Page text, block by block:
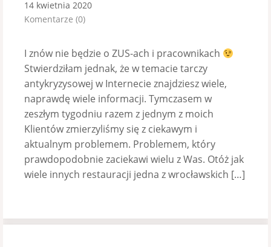
14 kwietnia 2020
Komentarze (0)
I znów nie będzie o ZUS-ach i pracownikach
Stwierdziłam jednak, że w temacie tarczy
antykryzysowej w Internecie znajdziesz wiele,
naprawdę wiele informacji. Tymczasem w
zeszłym tygodniu razem z jednym z moich
Klientów zmierzyliśmy się z ciekawym i
aktualnym problemem. Problemem, który
prawdopodobnie zaciekawi wielu z Was. Otóż jak
wiele innych restauracji jedna z wrocławskich […]